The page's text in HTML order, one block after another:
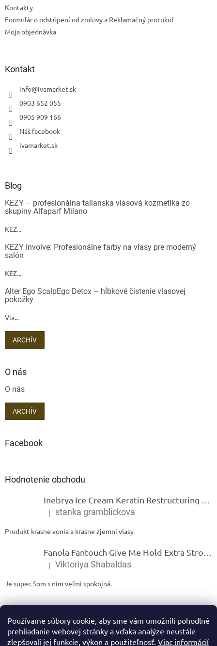
Používame súbory cookie, aby sme vám umožnili pohodlné
prehliadanie webovej stránky a vďaka analýze neustále
zlepšovali jej funkcie, výkon a použiteľnosť. Viac informácií
Kontakty
Formulár o odstúpení od zmluvy a Reklamačný protokol
Moja objednávka
Kontakt
info@ivamarket.sk
0903 652 055
0905 909 166
Náš facebook
ivamarket.sk
Blog
KEZY – profesionálna talianska vlasová kozmetika zo
skupiny Alfaparf Milano
KEZ...
KEZY Involve: Profesionálne farby na vlasy pre moderný
salón
KEZ...
Alter Ego ScalpEgo Detox – hĺbkové čistenie vlasovej
pokožky
Vla...
ARCHÍV
O nás
O nás
ARCHÍV
Facebook
Hodnotenie obchodu
Hodnotenie produktu je 5 z 5 hviezdičiek.
| stanka gramblickova
Produkt krasne vonia a krasne zjemni vlasy
Hodnotenie produktu je 5 z 5 hviezdičiek.
| Viktoriya Shabaldas
Je super. Som s ním veľmi spokojná.